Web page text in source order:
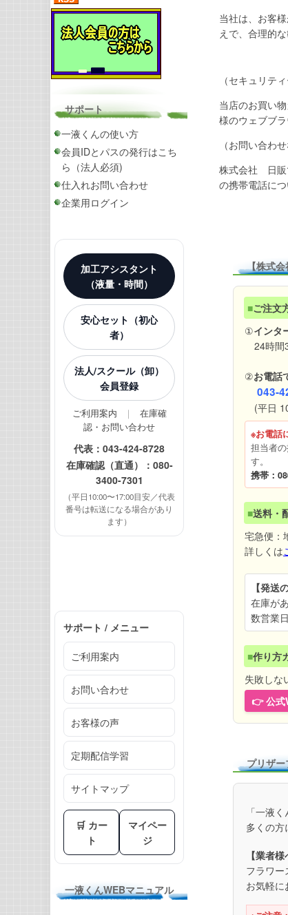
サポート
一液くんの使い方
会員IDとパスの発行はこち
ら（法人必須)
仕入れお問い合わせ
企業用ログイン
加工アシスタント
（液量・時間）
安心セット（初心
者）
法人/スクール（卸）
会員登録
ご利用案内 ｜
在庫確
認・お問い合わせ
代表： 043-424-8728
在庫確認（直通）： 080-
3400-7301
（平日10:00〜17:00目安／代表
番号は転送になる場合があり
ます）
サポート / メニュー
ご利用案内
お問い合わせ
お客様の声
定期配信学習
サイトマップ
🛒 カー
ト
マイペー
ジ
一液くんWEBマニュアル
当社は、お客
えで、合理的
（セキュリテ
当店のお買い
様のウェブブ
（お問い合わ
株式会社 日販
の携帯電話に
【株式会
■ご注文
①インタ
24時間
②お電話
043-
(平日
※お電話
担当者
す。
携帯：
■送料・
宅急便：
詳しくは
【発送
在庫が
数営業
■作り方
失敗しな
👉 公式
プリザ
「一液
多くの方
【業者様
フラワー
お気軽に